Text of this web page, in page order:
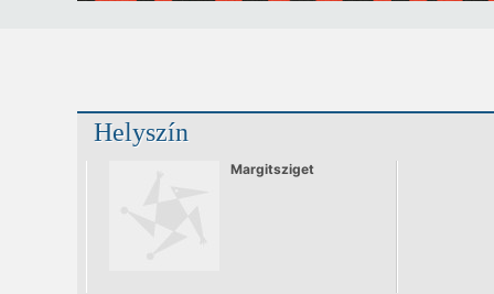
Helyszín
Margitsziget